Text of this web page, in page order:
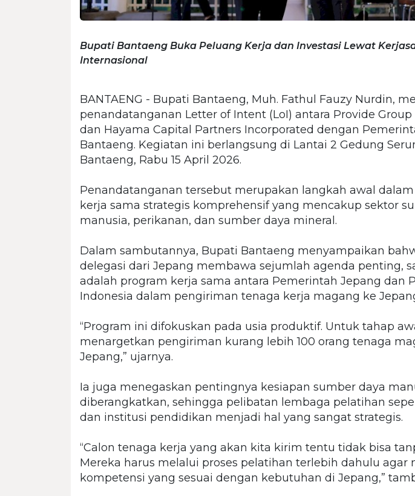
Bupati Bantaeng Buka Peluang Kerja dan Investasi Lewat
Internasional
BANTAENG - Bupati Bantaeng, Muh. Fathul Fauzy Nurdin,
penandatanganan Letter of Intent (LoI) antara Provide Group
dan Hayama Capital Partners Incorporated dengan
Bantaeng. Kegiatan ini berlangsung di Lantai 2 Gedung
Bantaeng, Rabu 15 April 2026.
‎Penandatanganan tersebut merupakan langkah awal
kerja sama strategis komprehensif yang mencakup sektor
manusia, perikanan, dan sumber daya mineral.
‎Dalam sambutannya, Bupati Bantaeng menyampaikan
delegasi dari Jepang membawa sejumlah agenda penting,
adalah program kerja sama antara Pemerintah Jepang dan
Indonesia dalam pengiriman tenaga kerja magang ke
‎“Program ini difokuskan pada usia produktif. Untuk tahap
menargetkan pengiriman kurang lebih 100 orang tenaga
Jepang,” ujarnya.
‎Ia juga menegaskan pentingnya kesiapan sumber daya
diberangkatkan, sehingga pelibatan lembaga pelatihan
dan institusi pendidikan menjadi hal yang sangat strategis.
‎“Calon tenaga kerja yang akan kita kirim tentu tidak bisa
Mereka harus melalui proses pelatihan terlebih dahulu agar
kompetensi yang sesuai dengan kebutuhan di Jepang,”